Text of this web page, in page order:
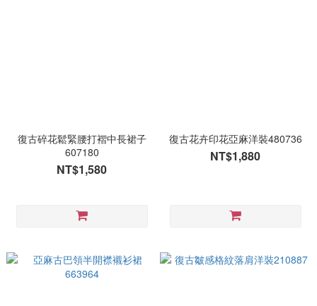
復古碎花鬆緊腰打褶中長裙子
607180
NT$1,580
復古花卉印花亞麻洋裝480736
NT$1,880